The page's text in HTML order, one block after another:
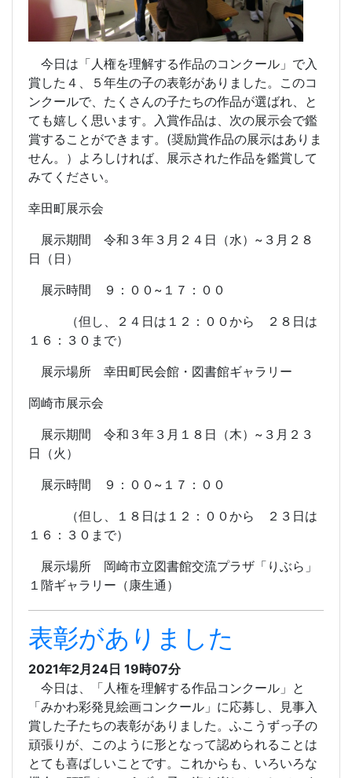
今日は「人権を理解する作品のコンクール」で入
賞した４、５年生の子の表彰がありました。このコ
ンクールで、たくさんの子たちの作品が選ばれ、と
ても嬉しく思います。入賞作品は、次の展示会で鑑
賞することができます。(奨励賞作品の展示はありま
せん。）よろしければ、展示された作品を鑑賞して
みてください。
幸田町展示会
展示期間 令和３年３月２４日（水）~３月２８
日（日）
展示時間 ９：００~１７：００
（但し、２４日は１２：００から ２８日は
１６：３０まで）
展示場所 幸田町民会館・図書館ギャラリー
岡崎市展示会
展示期間 令和３年３月１８日（木）~３月２３
日（火）
展示時間 ９：００~１７：００
（但し、１８日は１２：００から ２３日は
１６：３０まで）
展示場所 岡崎市立図書館交流プラザ「りぶら」
１階ギャラリー（康生通）
表彰がありました
2021年2月24日 19時07分
今日は、「人権を理解する作品コンクール」と
「みかわ彩発見絵画コンクール」に応募し、見事入
賞した子たちの表彰がありました。ふこうずっ子の
頑張りが、このように形となって認められることは
とても喜ばしいことです。これからも、いろいろな